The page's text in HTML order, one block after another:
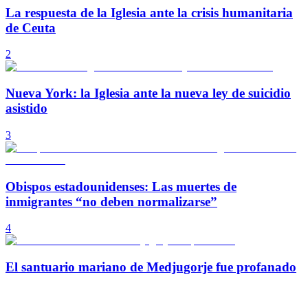
La respuesta de la Iglesia ante la crisis humanitaria
de Ceuta
2
Nueva York: la Iglesia ante la nueva ley de suicidio
asistido
3
Obispos estadounidenses: Las muertes de
inmigrantes “no deben normalizarse”
4
El santuario mariano de Medjugorje fue profanado